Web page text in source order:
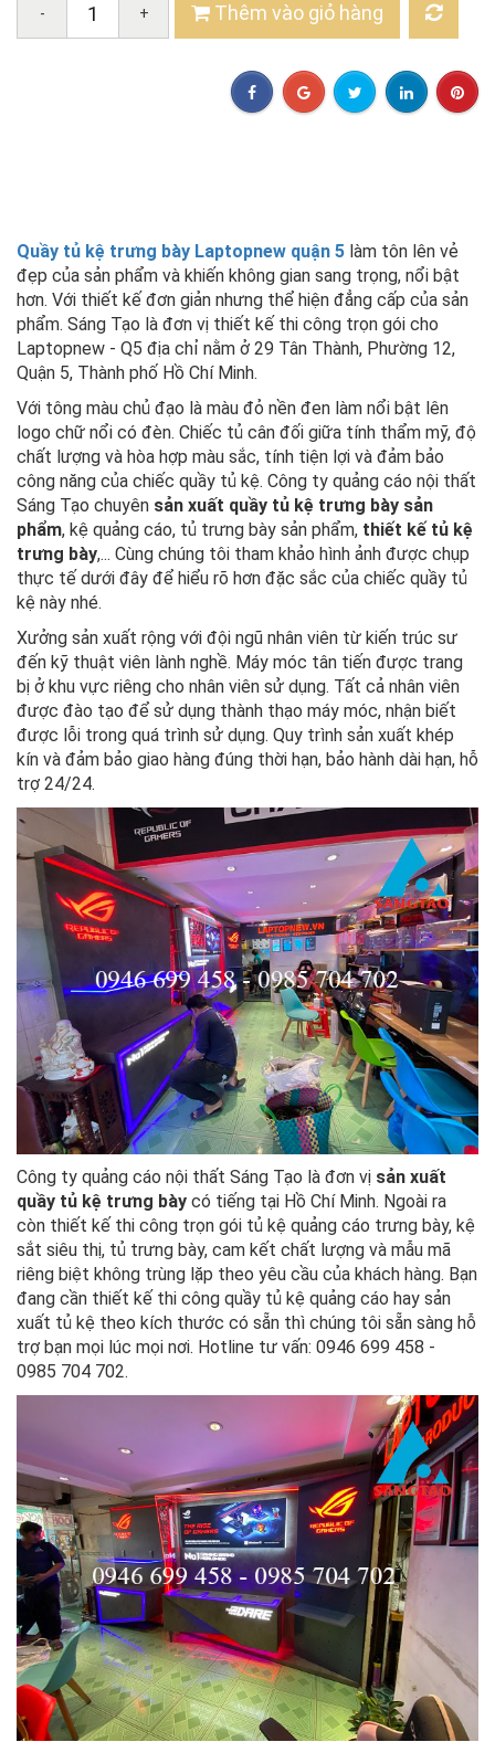
- + Thêm vào giỏ hàng
Quầy tủ kệ trưng bày Laptopnew quận 5 làm tôn lên vẻ
đẹp của sản phẩm và khiến không gian sang trọng, nổi bật
hơn. Với thiết kế đơn giản nhưng thể hiện đẳng cấp của sản
phẩm. Sáng Tạo là đơn vị thiết kế thi công trọn gói cho
Laptopnew - Q5 địa chỉ nằm ở 29 Tân Thành, Phường 12,
Quận 5, Thành phố Hồ Chí Minh.
Với tông màu chủ đạo là màu đỏ nền đen làm nổi bật lên
logo chữ nổi có đèn. Chiếc tủ cân đối giữa tính thẩm mỹ, độ
chất lượng và hòa hợp màu sắc, tính tiện lợi và đảm bảo
công năng của chiếc quầy tủ kệ. Công ty quảng cáo nội thất
Sáng Tạo chuyên sản xuất quầy tủ kệ trưng bày sản
phẩm, kệ quảng cáo, tủ trưng bày sản phẩm, thiết kế tủ kệ
trưng bày,... Cùng chúng tôi tham khảo hình ảnh được chụp
thực tế dưới đây để hiểu rõ hơn đặc sắc của chiếc quầy tủ
kệ này nhé.
Xưởng sản xuất rộng với đội ngũ nhân viên từ kiến trúc sư
đến kỹ thuật viên lành nghề. Máy móc tân tiến được trang
bị ở khu vực riêng cho nhân viên sử dụng. Tất cả nhân viên
được đào tạo để sử dụng thành thạo máy móc, nhận biết
được lỗi trong quá trình sử dụng. Quy trình sản xuất khép
kín và đảm bảo giao hàng đúng thời hạn, bảo hành dài hạn, hỗ
trợ 24/24.
Công ty quảng cáo nội thất Sáng Tạo là đơn vị sản xuất
quầy tủ kệ trưng bày có tiếng tại Hồ Chí Minh. Ngoài ra
còn thiết kế thi công trọn gói tủ kệ quảng cáo trưng bày, kệ
sắt siêu thị, tủ trưng bày, cam kết chất lượng và mẫu mã
riêng biệt không trùng lặp theo yêu cầu của khách hàng. Bạn
đang cần thiết kế thi công quầy tủ kệ quảng cáo hay sản
xuất tủ kệ theo kích thước có sẵn thì chúng tôi sẵn sàng hỗ
trợ bạn mọi lúc mọi nơi. Hotline tư vấn: 0946 699 458 -
0985 704 702.